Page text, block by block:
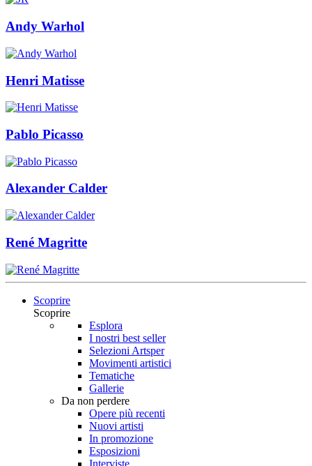
Andy Warhol
Henri Matisse
Pablo Picasso
Alexander Calder
René Magritte
Scoprire
Scoprire
Esplora
I nostri best seller
Selezioni Artsper
Movimenti artistici
Tematiche
Gallerie
Da non perdere
Opere più recenti
Nuovi artisti
In promozione
Esposizioni
Interviste